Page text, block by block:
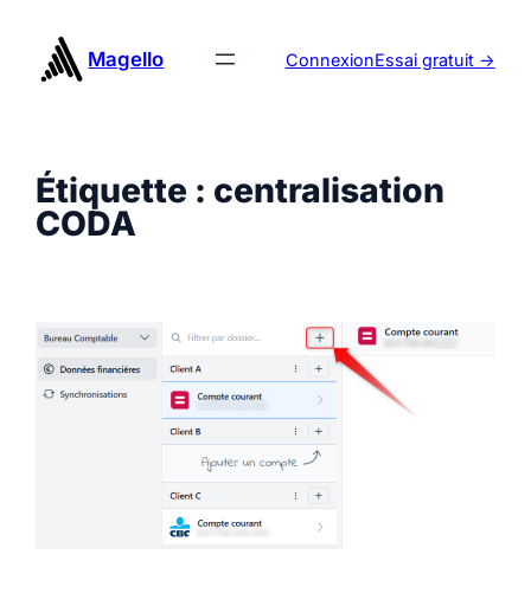
contenu
Magello ConnexionEssai gratuit ->
Étiquette : centralisation
CODA